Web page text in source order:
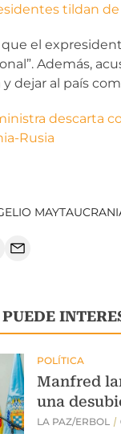
tildan de
el
Además,
dejar al país
descarta
Rusia
MAYTA